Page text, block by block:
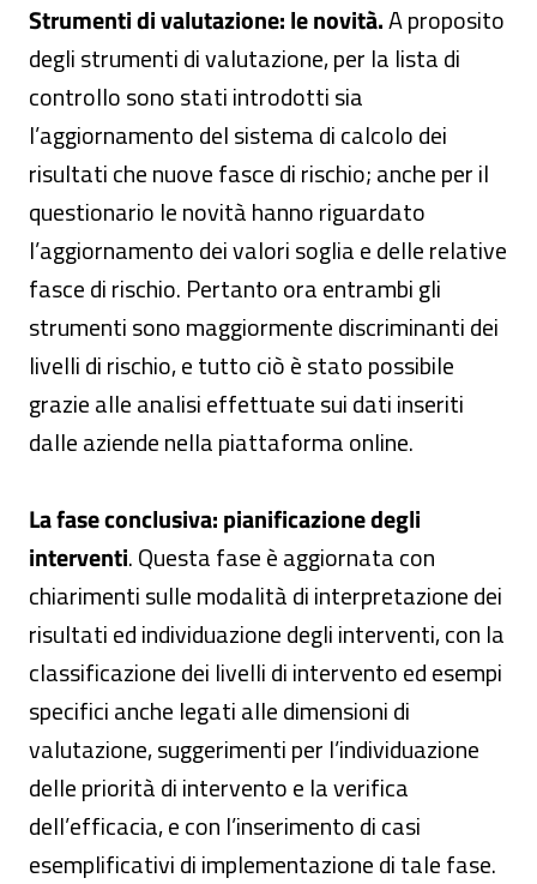
Strumenti di valutazione: le novità.A proposito
degli strumenti di valutazione, per la lista di
controllo sono stati introdotti sia
l’aggiornamento del sistema di calcolo dei
risultati che nuove fasce di rischio; anche per il
questionario le novità hanno riguardato
l’aggiornamento dei valori soglia e delle relative
fasce di rischio. Pertanto ora entrambi gli
strumenti sono maggiormente discriminanti dei
livelli di rischio, e tutto ciò è stato possibile
grazie alle analisi effettuate sui dati inseriti
dalle aziende nella piattaforma online.
La fase conclusiva: pianificazione degli
interventi. Questa fase è aggiornata con
chiarimenti sulle modalità di interpretazione dei
risultati ed individuazione degli interventi, con la
classificazione dei livelli di intervento ed esempi
specifici anche legati alle dimensioni di
valutazione, suggerimenti per l’individuazione
delle priorità di intervento e la verifica
dell’efficacia, e con l’inserimento di casi
esemplificativi di implementazione di tale fase.